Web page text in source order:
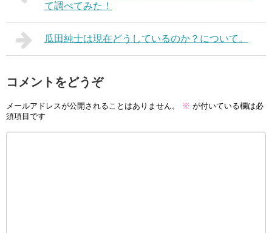
て調べてみた！
瓜田純士は現在どうしているのか？について。
コメントをどうぞ
メールアドレスが公開されることはありません。 ※ が付いている欄は必
須項目です